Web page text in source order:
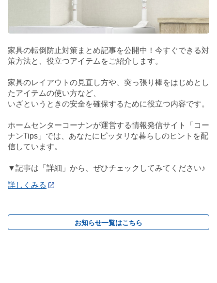
家具の転倒防止対策まとめ記事を公開中！今すぐできる対
策方法と、役立つアイテムをご紹介します。
家具のレイアウトの見直し方や、突っ張り棒をはじめとし
たアイテムの使い方など、
いざというときの安全を確保するために役立つ内容です。
ホームセンターコーナンが運営する情報発信サイト「コー
ナンTips」では、あなたにピッタリな暮らしのヒントを配
信しています。
▼記事は「詳細」から、ぜひチェックしてみてください♪
詳しくみる
お知らせ一覧はこちら